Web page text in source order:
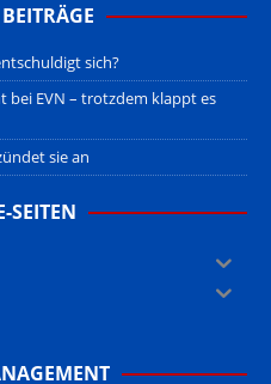
sich?
bei EVN – trotzdem klappt es
sie an
SEITEN